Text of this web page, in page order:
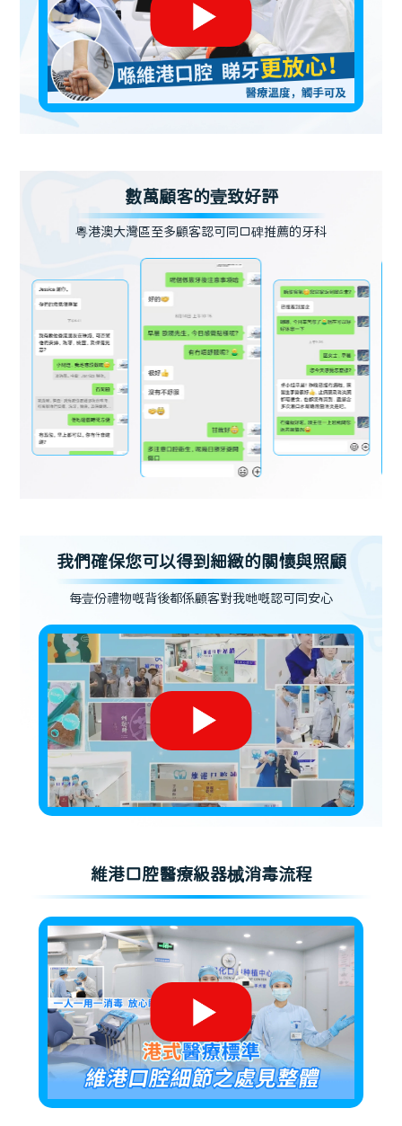
數萬顧客的壹致好評
粵港澳大灣區至多顧客認可同口碑推薦的牙科
我們確保您可以得到細緻的關懷與照顧
每壹份禮物嘅背後都係顧客對我哋嘅認可同安心
維港口腔醫療級器械消毒流程